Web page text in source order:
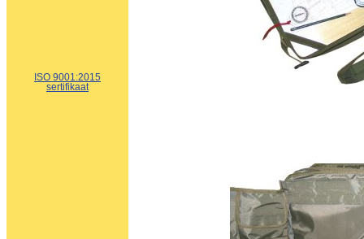
ISO 9001:2015
sertifikaat